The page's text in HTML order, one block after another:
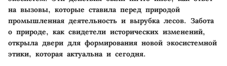
на вызовы, которые ставила перед природой
промышленная деятельность и вырубка лесов. Забота
о природе, как свидетели исторических изменений,
открыла двери для формирования новой экосистемной
этики, которая актуальна и сегодня.